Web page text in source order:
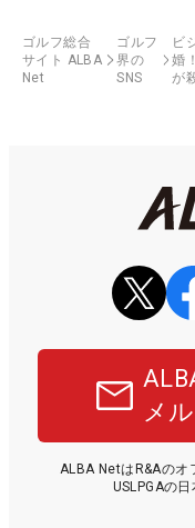
ゴルフ総合
サイト ALBA
Net
ゴルフ
界の
SNS
ビ
婚
が
メ
ALBA NetはR&Aのオ
USLPGAの